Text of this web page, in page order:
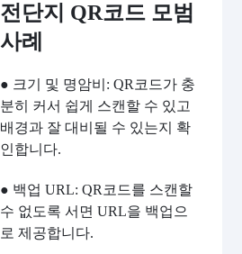
전단지 QR코드 모범
사례
● 크기 및 명암비: QR코드가 충
분히 커서 쉽게 스캔할 수 있고
배경과 잘 대비될 수 있는지 확
인합니다.
● 백업 URL: QR코드를 스캔할
수 없도록 서면 URL을 백업으
로 제공합니다.